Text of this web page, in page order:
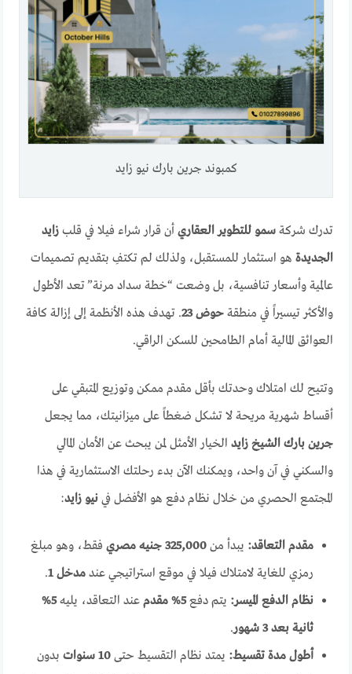
كمبوند جرين بارك نيو زايد
تدرك شركةسمو للتطوير العقاري أن قرار شراء فيلا في قلبزايد
الجديدة هو استثمار للمستقبل، ولذلك لم تكتفِ بتقديم تصميمات
عالمية وأسعار تنافسية، بل وضعت “خطة سداد مرنة” تعد الأطول
والأكثر تيسيراً في منطقةحوض 23
. تهدف هذه الأنظمة إلى إزالة كافة
العوائق المالية أمام الطامحين للسكن الراقي.
وتتيح لك امتلاك وحدتك بأقل مقدم ممكن وتوزيع المتبقي على
أقساط شهرية مريحة لا تشكل ضغطاً على ميزانيتك، مما يجعل
جرين بارك الشيخ زايد الخيار الأمثل لمن يبحث عن الأمان المالي
والسكني في آن واحد، ويمكنك الآن بدء رحلتك الاستثمارية في هذا
المجتمع الحصري من خلال نظام دفع هو الأفضل فينيو زايد:
مقدم التعاقد: يبدأ من325,000 جنيه مصري
فقط، وهو مبلغ
رمزي للغاية لامتلاك فيلا في موقع استراتيجي عندمدخل 1 .
نظام الدفع الميسر: يتم دفع5% مقدم عند التعاقد، يليه 5%
ثانية بعد 3 شهور
.
أطول مدة تقسيط: يمتد نظام التقسيط حتى10 سنوات
بدون